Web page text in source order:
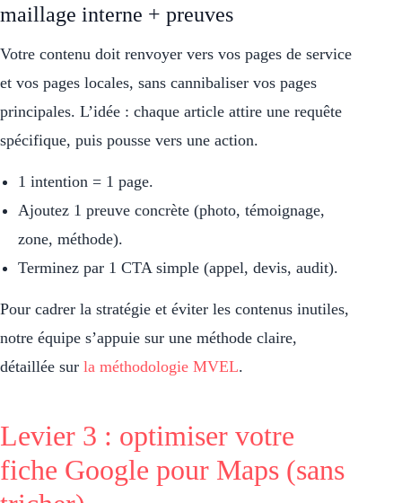
maillage interne + preuves
Votre contenu doit renvoyer vers vos pages de service
et vos pages locales, sans cannibaliser vos pages
principales. L’idée : chaque article attire une requête
spécifique, puis pousse vers une action.
1 intention = 1 page.
Ajoutez 1 preuve concrète (photo, témoignage,
zone, méthode).
Terminez par 1 CTA simple (appel, devis, audit).
Pour cadrer la stratégie et éviter les contenus inutiles,
notre équipe s’appuie sur une méthode claire,
détaillée sur la méthodologie MVEL.
Levier 3 : optimiser votre
fiche Google pour Maps (sans